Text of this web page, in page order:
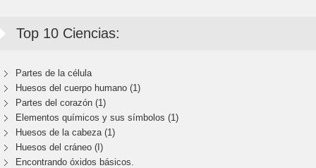
Top 10 Ciencias:
Partes de la célula
Huesos del cuerpo humano (1)
Partes del corazón (1)
Elementos químicos y sus símbolos (1)
Huesos de la cabeza (1)
Huesos del cráneo (I)
Encontrando óxidos básicos.